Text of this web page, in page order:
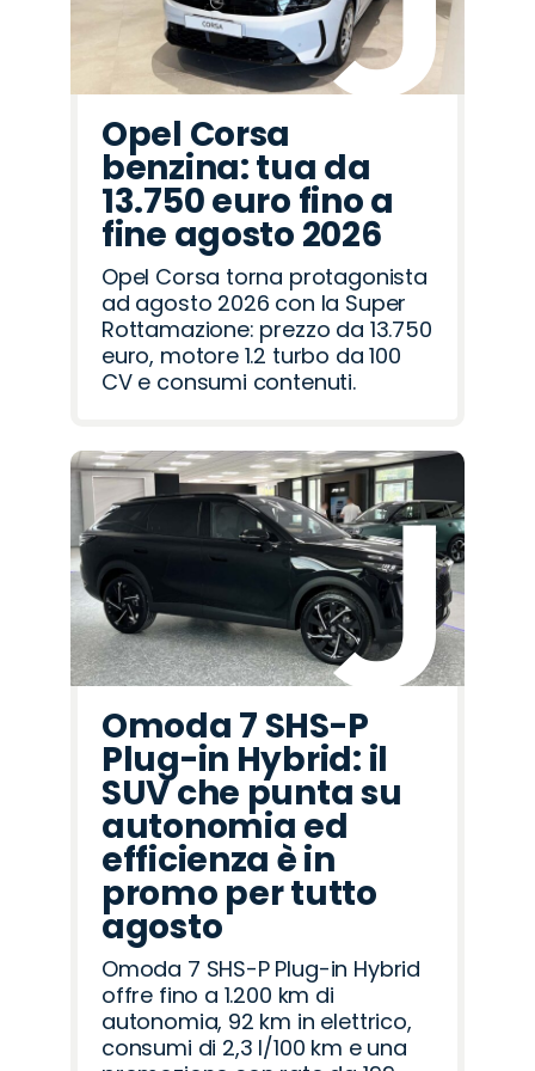
Opel Corsa
benzina: tua da
13.750 euro fino a
fine agosto 2026
Opel Corsa torna protagonista
ad agosto 2026 con la Super
Rottamazione: prezzo da 13.750
euro, motore 1.2 turbo da 100
CV e consumi contenuti.
Omoda 7 SHS-P
Plug-in Hybrid: il
SUV che punta su
autonomia ed
efficienza è in
promo per tutto
agosto
Omoda 7 SHS-P Plug-in Hybrid
offre fino a 1.200 km di
autonomia, 92 km in elettrico,
consumi di 2,3 l/100 km e una